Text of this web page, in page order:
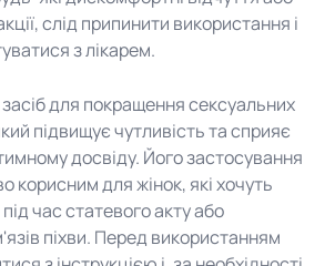
слід припинити використання і
з лікарем.
для покращення сексуальних
підвищує чутливість та сприяє
досвіду. Його застосування
корисним для жінок, які хочуть
час статевого акту або
піхви. Перед використанням